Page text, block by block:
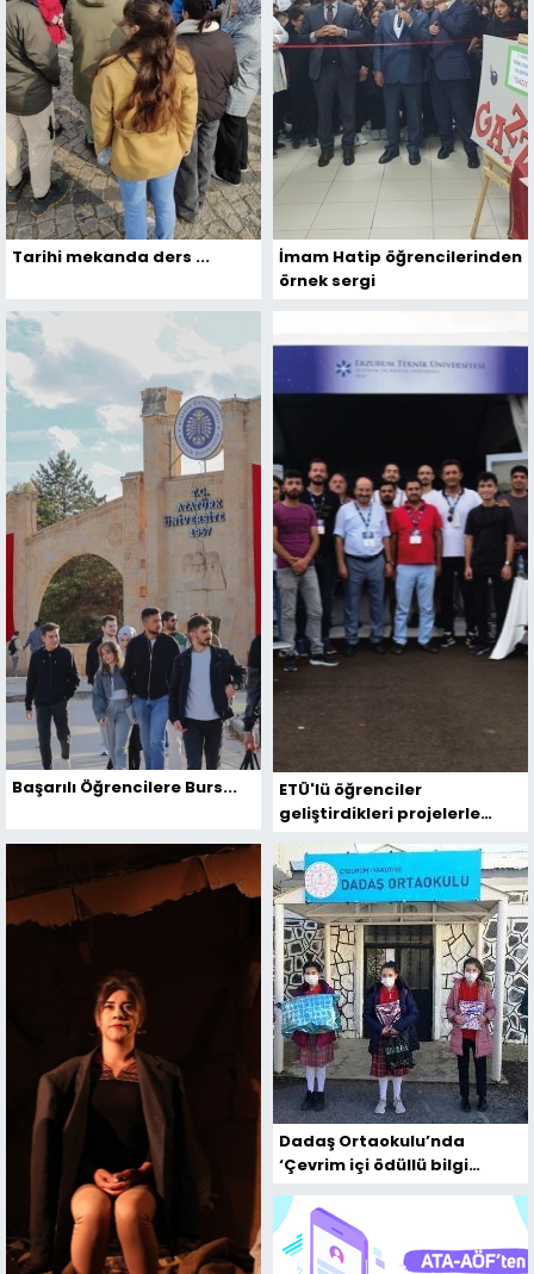
Tarihi mekanda ders ...
İmam Hatip öğrencilerinden
örnek sergi
Başarılı Öğrencilere Burs...
ETÜ'lü öğrenciler
geliştirdikleri projelerle
Dadaş Ortaokulu’nda
‘Çevrim içi ödüllü bilgi